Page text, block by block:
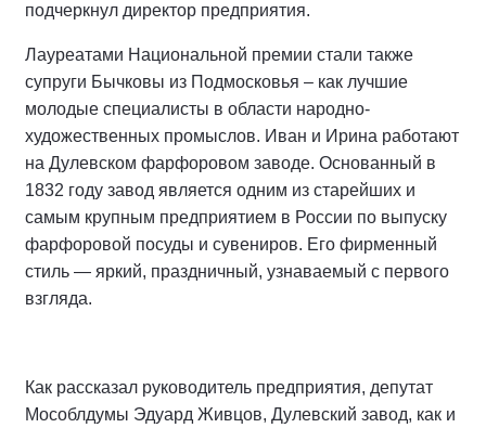
подчеркнул директор предприятия.
Лауреатами Национальной премии стали также
супруги Бычковы из Подмосковья – как лучшие
молодые специалисты в области народно-
художественных промыслов. Иван и Ирина работают
на Дулевском фарфоровом заводе. Основанный в
1832 году завод является одним из старейших и
самым крупным предприятием в России по выпуску
фарфоровой посуды и сувениров. Его фирменный
стиль — яркий, праздничный, узнаваемый с первого
взгляда.
Как рассказал руководитель предприятия, депутат
Мособлдумы Эдуард Живцов, Дулевский завод, как и